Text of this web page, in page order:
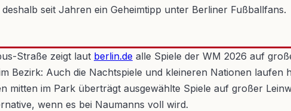
seit Jahren ein Geheimtipp unter Berliner Fußballfans.
Straße zeigt laut berlin.de alle Spiele der WM 2026 auf
Bezirk: Auch die Nachtspiele und kleineren Nationen laufen
mitten im Park überträgt ausgewählte Spiele auf großer
wenn es bei Naumanns voll wird.